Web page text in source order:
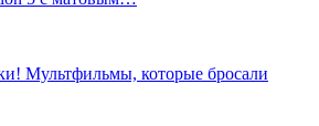
Мультфильмы, которые бросали